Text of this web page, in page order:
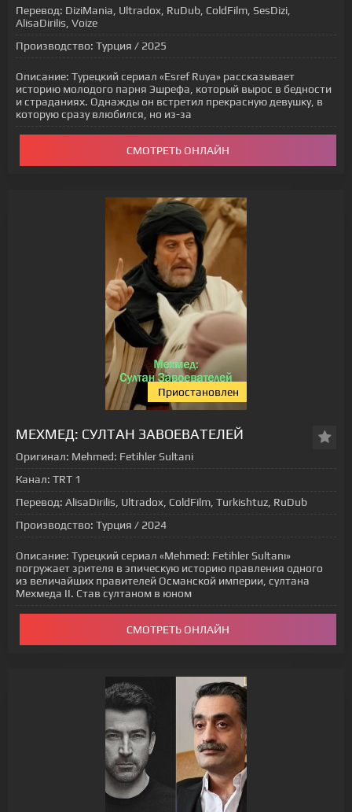
Перевод: DiziMania, Ultradox, RuDub, ColdFilm, SesDizi,
AlisaDirilis, Voize
Производство: Турция / 2025
Описание: Турецкий сериал «Esref Ruya» рассказывает
историю молодого парня Эшрефа, который вырос в бедности
и страданиях. Однажды он встретил прекрасную девушку, в
которую сразу влюбился, но из-за
СМОТРЕТЬ ОНЛАЙН
Приостановлен
МЕХМЕД: СУЛТАН ЗАВОЕВАТЕЛЕЙ
Оригинал: Mehmed: Fetihler Sultani
Канал: TRT 1
Перевод: AlisaDirilis, Ultradox, ColdFilm, Turkishtuz, RuDub
Производство: Турция / 2024
Описание: Турецкий сериал «Mehmed: Fetihler Sultanı»
погружает зрителя в эпическую историю правления одного
из величайших правителей Османской империи, султана
Мехмеда II. Став султаном в юном
СМОТРЕТЬ ОНЛАЙН